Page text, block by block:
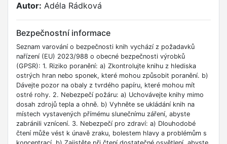
Autor: Adéla Rádková
Bezpečnostní informace
Seznam varování o bezpečnosti knih vychází z požadavků
nařízení (EU) 2023/988 o obecné bezpečnosti výrobků
(GPSR): 1. Riziko poranění: a) Zkontrolujte knihu z hlediska
ostrých hran nebo sponek, které mohou způsobit poranění. b)
Dávejte pozor na obaly z tvrdého papíru, které mohou mít
ostré rohy. 2. Nebezpečí požáru: a) Uchovávejte knihy mimo
dosah zdrojů tepla a ohně. b) Vyhněte se ukládání knih na
místech vystavených přímému slunečnímu záření, abyste
zabránili vznícení. 3. Nebezpečí pro zdraví: a) Dlouhodobé
čtení může vést k únavě zraku, bolestem hlavy a problémům s